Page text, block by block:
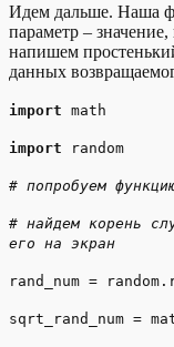
Идем дальше. Наша
параметр –
напишем
данных
import math
import random
# попробуем
# найдем корень
его на экран
rand_num =
sqrt_rand_num =